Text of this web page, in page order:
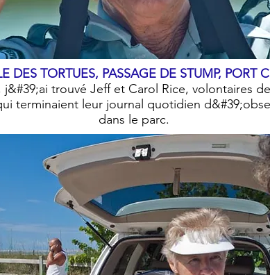
DES TORTUES, PASSAGE DE STUMP, PORT
j&#39;ai trouvé Jeff et Carol Rice, volontaires
terminaient leur journal quotidien
dans le parc.